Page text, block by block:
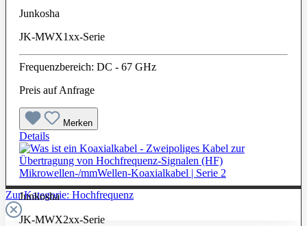
Zur Kategorie: Hochfrequenz
Junkosha
JK-MWX1xx-Serie
Frequenzbereich: DC - 67 GHz
Preis auf Anfrage
Merken
Details
Mikrowellen-/mmWellen-Koaxialkabel | Serie 2
Junkosha
JK-MWX2xx-Serie